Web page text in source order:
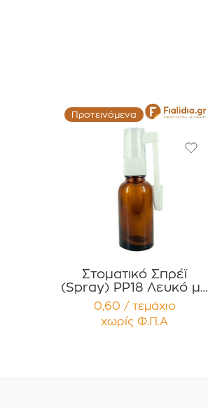
Προτεινόμενα
Στοματικό Σπρέϊ
(Spray) PP18 Λευκό με
2 Προστατευτικά
Διάφανα Καπάκια
Συσκευασία 12
0,60 / τεμάχιο
χωρίς Φ.Π.Α